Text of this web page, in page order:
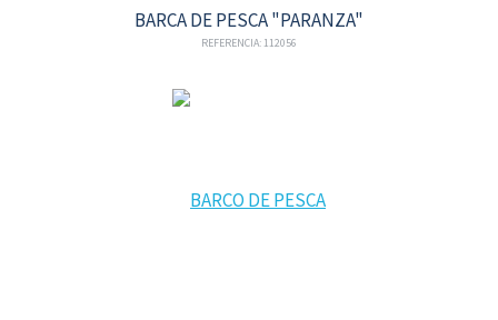
BARCA DE PESCA "PARANZA"
REFERENCIA: 112056